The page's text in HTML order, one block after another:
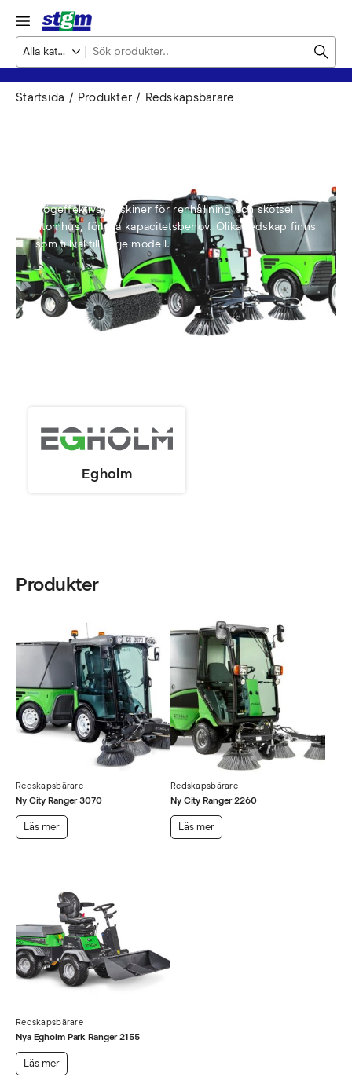
Startsida Produkter Redskapsbärare
Högeffektiva maskiner för renhållning och skötsel
utomhus, för alla kapacitetsbehov. Olika redskap finns
som tillval till varje modell.
Egholm
Produkter
Redskapsbärare
Ny City Ranger 3070
Läs mer
Redskapsbärare
Ny City Ranger 2260
Läs mer
Redskapsbärare
Nya Egholm Park Ranger 2155
Läs mer